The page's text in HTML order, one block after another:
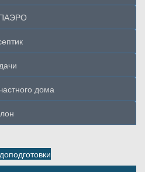
дома